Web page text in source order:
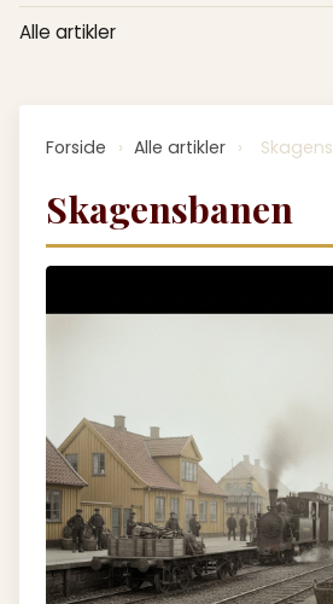
Alle artikler
Forside › Alle artikler ›
Skagensbanen